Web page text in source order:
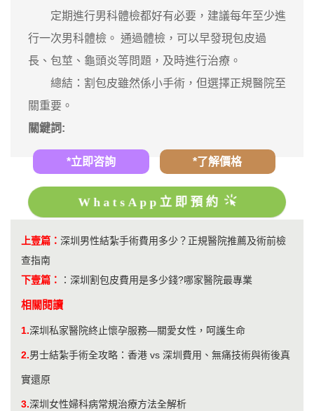
定期進行男科體檢都好有必要，建議每年至少進
行一次男科體檢。 通過體檢，可以早發現包皮過
長、包莖、龜頭炎等問題，及時進行治療。
總結：割包皮雖然係小手術，但選擇正規醫院至
關重要。
關鍵詞:
*立即咨詢 *了解價格
WhatsApp立即預約
上壹篇： ​深圳男性結紮手術費用多少？正規醫院推薦及術前檢
查指南
下壹篇：
： 深圳割包皮費用是多少錢?哪家醫院最專業
相關閱讀
1.深圳私家醫院終止懷孕服務—關愛女性，呵護生命
2.男士結紮手術全攻略：香港 vs 深圳費用、無痛技術與術後真
實還原
3.深圳女性婦科病常規治療方法全解析